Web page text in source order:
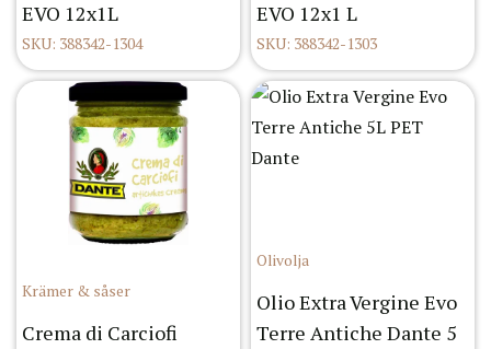
EVO 12x1L
SKU: 388342-1304
EVO 12x1 L
SKU: 388342-1303
Krämer & såser
Crema di Carciofi
Olivolja
Olio Extra Vergine Evo
Terre Antiche Dante 5